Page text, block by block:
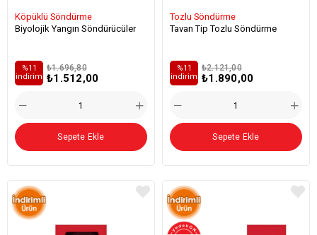
Köpüklü Söndürme
Biyolojik Yangın Söndürücüler
₺1.512,00
₺1.696,80
%11
i̇ndirim
Sepete Ekle
Tozlu Söndürme
Tavan Tip Tozlu Söndürme
₺1.890,00
₺2.121,00
%11
i̇ndirim
Sepete Ekle